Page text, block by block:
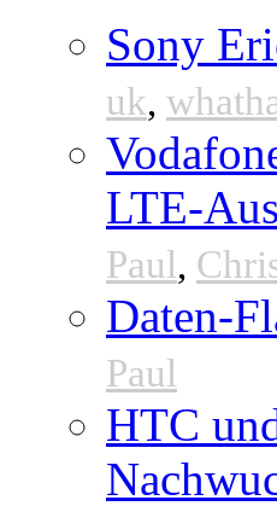
Sony
uk,
LTE-
Paul,
Daten-
Paul
HTC